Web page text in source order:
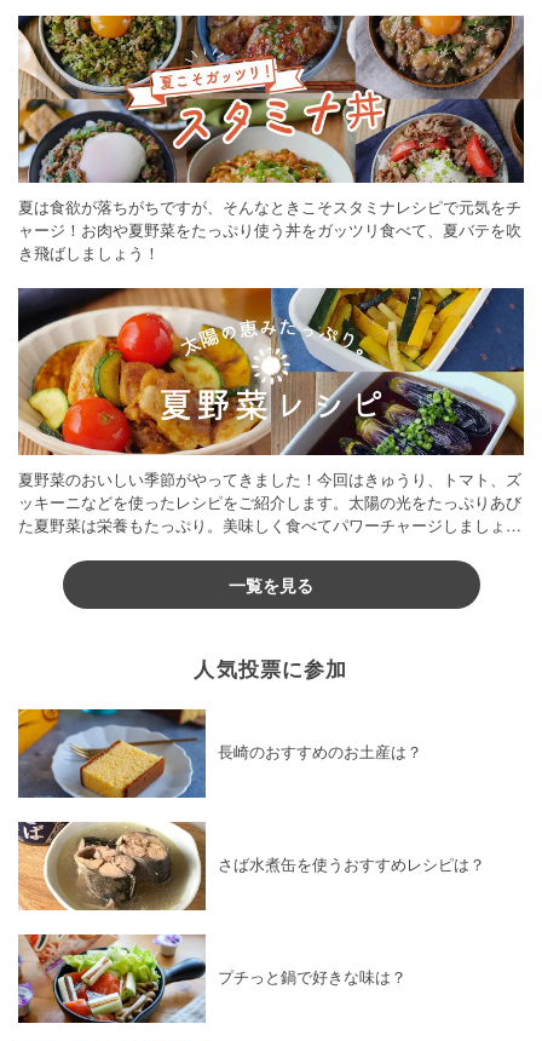
夏は食欲が落ちがちですが、そんなときこそスタミナレシピで元気をチ
ャージ！お肉や夏野菜をたっぷり使う丼をガッツリ食べて、夏バテを吹
き飛ばしましょう！
夏野菜のおいしい季節がやってきました！今回はきゅうり、トマト、ズ
ッキーニなどを使ったレシピをご紹介します。太陽の光をたっぷりあび
た夏野菜は栄養もたっぷり。美味しく食べてパワーチャージしましょう
一覧を見る
人気投票に参加
長崎のおすすめのお土産は？
さば水煮缶を使うおすすめレシピは？
プチっと鍋で好きな味は？